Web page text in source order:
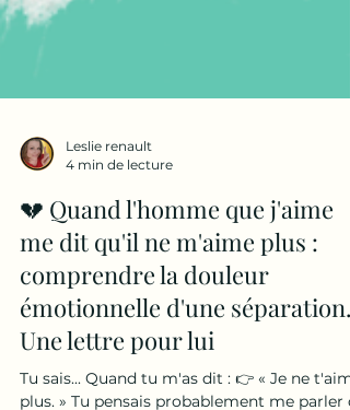
Leslie renault
4 min de lecture
💔 Quand l'homme que j'aime
me dit qu'il ne m'aime plus :
comprendre la douleur
émotionnelle d'une séparation.
Une lettre pour lui